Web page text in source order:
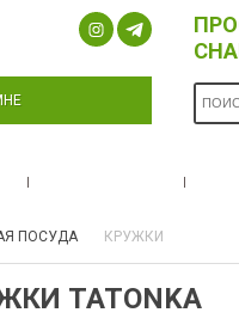
ПОСУДА КРУЖКИ
TATONKA